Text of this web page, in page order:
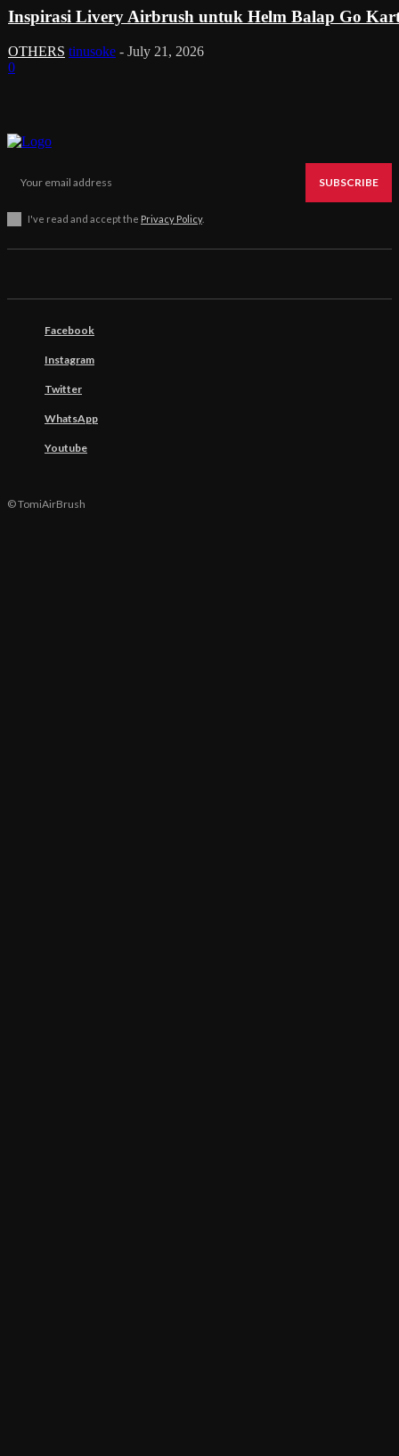
Inspirasi Livery Airbrush untuk Helm Balap Go
OTHERS tinusoke - July 21, 2026
0
SUBSCRIBE
I've read and accept the Privacy Policy.
Facebook
Instagram
Twitter
WhatsApp
Youtube
© TomiAirBrush